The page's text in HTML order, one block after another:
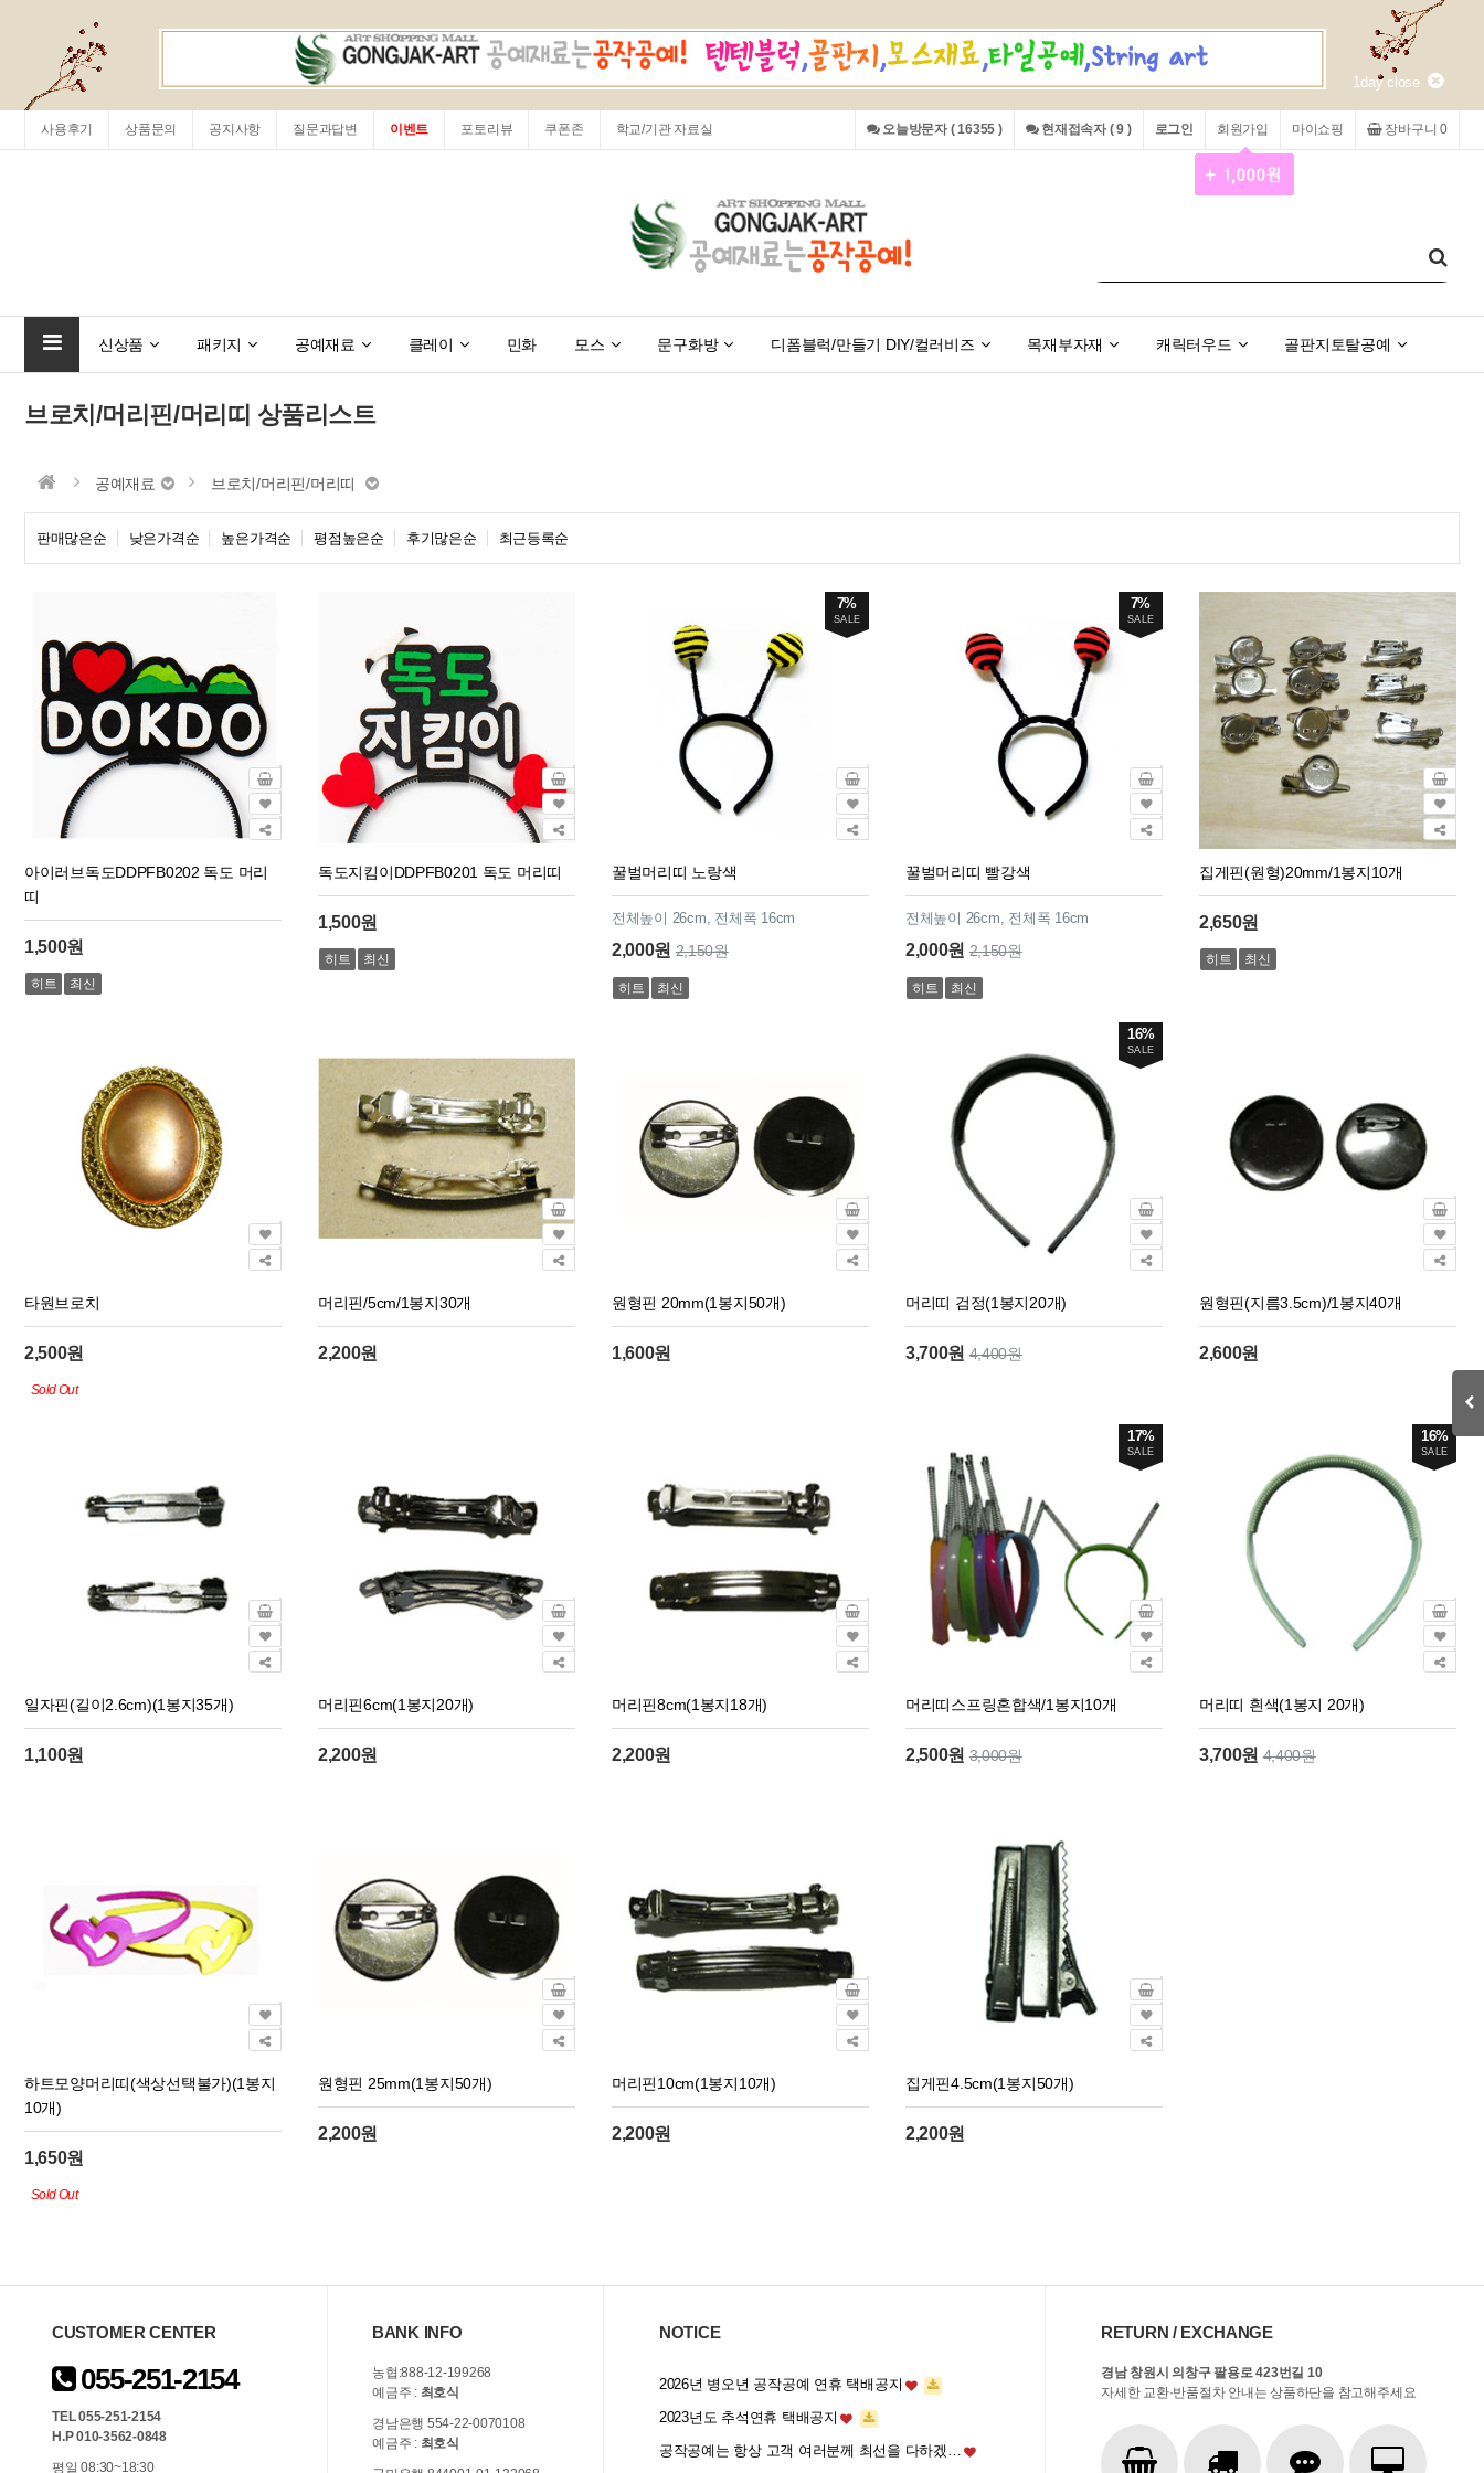
1day close
사용후기 상품문의 공지사항 질문과답변 이벤트 포토리뷰 쿠폰존 학교/기관 자료실 장바구니 0
마이쇼핑
회원가입
로그인
현재접속자 ( 9 )
오늘방문자 ( 16355 )
신상품 패키지 공예재료 클레이 민화 모스 문구화방 디폼블럭/만들기 DIY/컬러비즈 목재부자재 캐릭터우드 골판지토탈공예
브로치/머리핀/머리띠 상품리스트
공예재료 브로치/머리핀/머리띠
판매많은순 낮은가격순 높은가격순 평점높은순 후기많은순 최근등록순
아이러브독도DDPFB0202 독도 머리
띠
1,500원
히트 최신
독도지킴이DDPFB0201 독도 머리띠
1,500원
히트 최신
7%
SALE
꿀벌머리띠 노랑색
전체높이 26cm, 전체폭 16cm
2,000원2,150원
히트 최신
7%
SALE
꿀벌머리띠 빨강색
전체높이 26cm, 전체폭 16cm
2,000원2,150원
히트 최신
집게핀(원형)20mm/1봉지10개
2,650원
히트 최신
타원브로치
2,500원
Sold Out
머리핀/5cm/1봉지30개
2,200원
원형핀 20mm(1봉지50개)
1,600원
16%
SALE
머리띠 검정(1봉지20개)
3,700원4,400원
원형핀(지름3.5cm)/1봉지40개
2,600원
일자핀(길이2.6cm)(1봉지35개)
1,100원
머리핀6cm(1봉지20개)
2,200원
머리핀8cm(1봉지18개)
2,200원
17%
SALE
머리띠스프링혼합색/1봉지10개
2,500원3,000원
16%
SALE
머리띠 흰색(1봉지 20개)
3,700원4,400원
하트모양머리띠(색상선택불가)(1봉지
10개)
1,650원
Sold Out
원형핀 25mm(1봉지50개)
2,200원
머리핀10cm(1봉지10개)
2,200원
집게핀4.5cm(1봉지50개)
2,200원
CUSTOMER CENTER
055-251-2154
TEL 055-251-2154
H.P 010-3562-0848
평일 08:30~18:30
BANK INFO
농협:888-12-199268
예금주 : 최호식
경남은행 554-22-0070108
예금주 : 최호식
NOTICE
2026년 병오년 공작공예 연휴 택배공지
2023년도 추석연휴 택배공지
공작공예는 항상 고객 여러분께 최선을 다하겠…
RETURN / EXCHANGE
경남 창원시 의창구 팔용로 423번길 10
자세한 교환·반품절차 안내는 상품하단을 참고해주세요